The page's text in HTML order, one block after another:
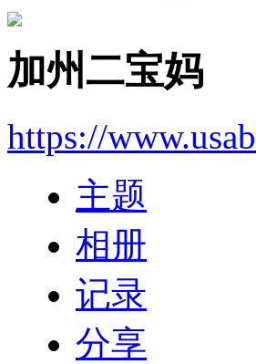
加州二宝妈
https://
主题
相册
记录
分享